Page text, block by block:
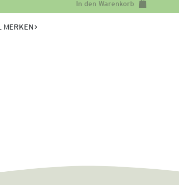
In den Warenkorb
MERKEN